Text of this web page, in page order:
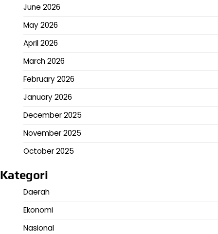
June 2026
May 2026
April 2026
March 2026
February 2026
January 2026
December 2025
November 2025
October 2025
Kategori
Daerah
Ekonomi
Nasional